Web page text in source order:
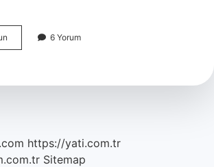
Kübanın
Efsanevi
6 Yorum
https://yati.com.tr
Sitemap